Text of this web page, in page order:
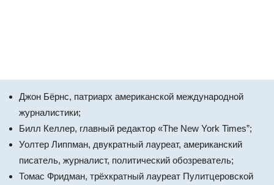
Джон Бёрнс, патриарх американской международной
журналистики;
Билл Келлер, главный редактор «The New York Times”;
Уолтер Липпман, двукратный лауреат, американский
писатель, журналист, политический обозреватель;
Томас Фридман, трёхкратный лауреат Пулитцеровской